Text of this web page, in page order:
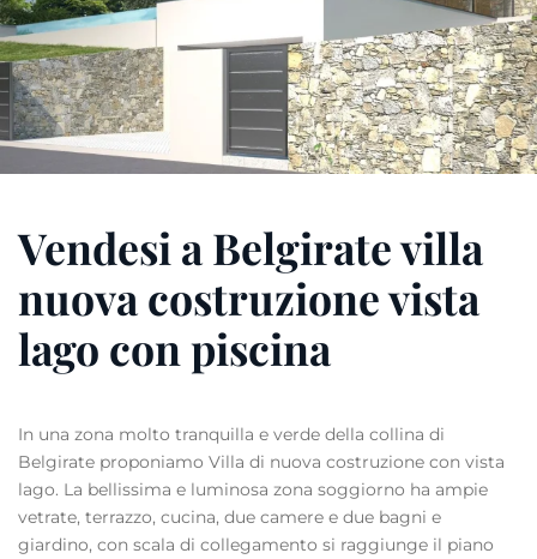
Vendesi a Belgirate villa
nuova costruzione vista
lago con piscina
In una zona molto tranquilla e verde della collina di
Belgirate proponiamo Villa di nuova costruzione con vista
lago. La bellissima e luminosa zona soggiorno ha ampie
vetrate, terrazzo, cucina, due camere e due bagni e
giardino, con scala di collegamento si raggiunge il piano